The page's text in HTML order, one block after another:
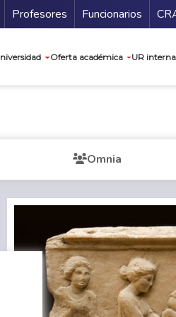
Profesores Funcionarios
Oferta académica UR
Omnia